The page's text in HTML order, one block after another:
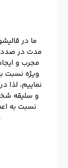
ما در
مدت در صدد
مجرب و
ویژه نسبت
نماییم،
و سلیقه
نسبت به